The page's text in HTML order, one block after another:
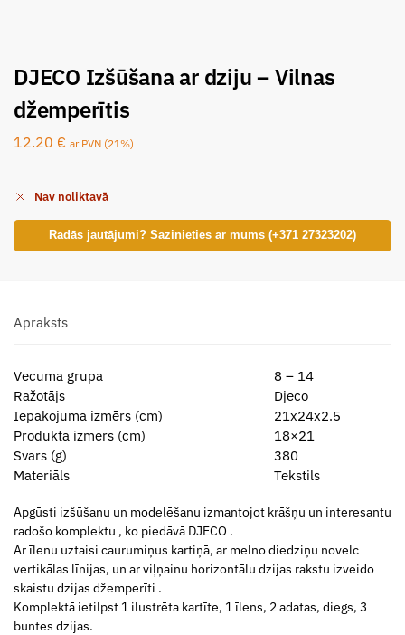
DJECO Izšūšana ar dziju – Vilnas
džemperītis
12.20 € ar PVN (21%)
Nav noliktavā
Radās jautājumi? Sazinieties ar mums (+371 27323202)
Apraksts
Vecuma grupa
8 – 14
Ražotājs
Djeco
Iepakojuma izmērs (cm)
21x24x2.5
Produkta izmērs (cm)
18×21
Svars (g)
380
Materiāls
Tekstils
Apgūsti izšūšanu un modelēšanu izmantojot krāšņu un interesantu
radošo komplektu , ko piedāvā DJECO .
Ar īlenu uztaisi caurumiņus kartiņā, ar melno diedziņu novelc
vertikālas līnijas, un ar viļņainu horizontālu dzijas rakstu izveido
skaistu dzijas džemperīti .
Komplektā ietilpst 1 ilustrēta kartīte, 1 īlens, 2 adatas, diegs, 3
buntes dzijas.